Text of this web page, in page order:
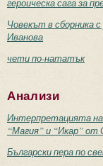
героическа сага за
Човекът в сборника
Иванова
чети по-нататък
Анализи
Интерпретацията
“Магия” и “Икар” от
Български пера по